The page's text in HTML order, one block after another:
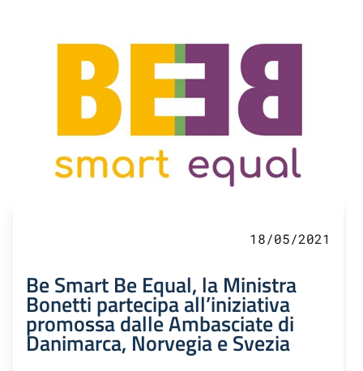
18/05/2021
Be Smart Be Equal, la Ministra
Bonetti partecipa all’iniziativa
promossa dalle Ambasciate di
Danimarca, Norvegia e Svezia